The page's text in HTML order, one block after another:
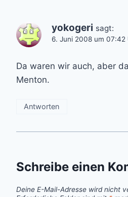
yokogeri sagt:
6. Juni 2008 um 07:42
Da waren wir auch, aber
Menton.
Antworten
Schreibe einen
Deine E-Mail-Adresse wird nicht